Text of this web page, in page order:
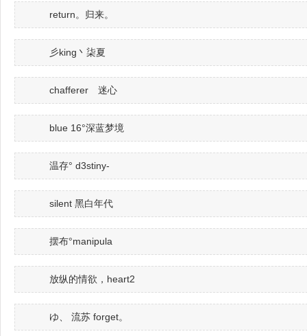
return。归来。
彡king丶柒夏
chafferer 迷心
blue 16°深蓝梦境
温存° d3stiny-
silent 黑白年代
摆布°manipula
放纵的情欲，heart2
ゆ、 流苏 forget。